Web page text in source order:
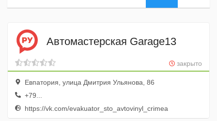
Автомастерская Garage13
закрыто
Евпатория, улица Дмитрия Ульянова, 86
+79...
https://vk.com/evakuator_sto_avtovinyl_crimea